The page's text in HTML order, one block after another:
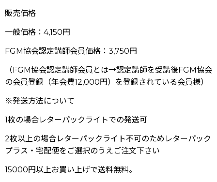
販売価格
一般価格：4,150円
FGM協会認定講師会員価格：3,750円
（FGM協会認定講師会員とは→認定講師を受講後FGM協会
の会員登録（年会費12,000円）を登録されている会員様）
※発送方法について
1枚の場合レターパックライトでの発送可
2枚以上の場合レターパックライト不可のためレターパック
プラス・宅配便をご選択のうえご注文下さい
15000円以上お買い上げで送料無料。